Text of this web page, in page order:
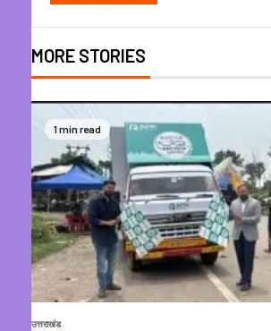
MORE STORIES
1 min read
उत्तराखंड